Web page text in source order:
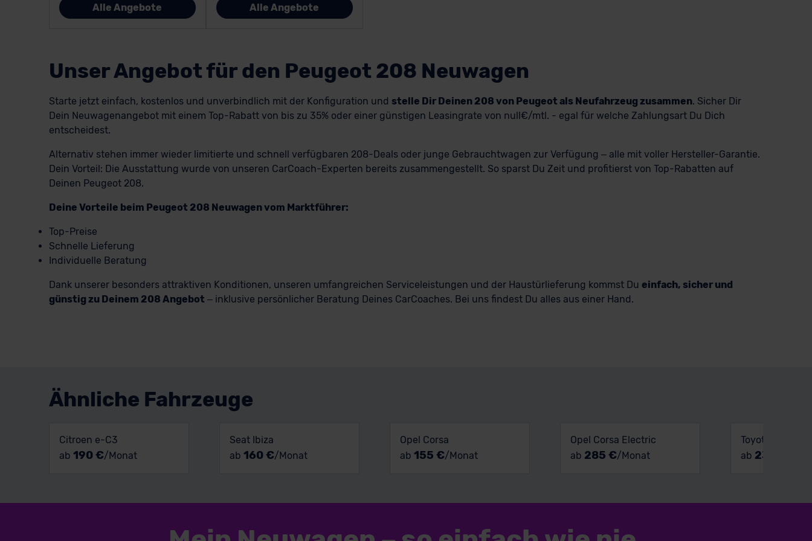
Alle Angebote Alle Angebote
Unser Angebot für den Peugeot 208 Neuwagen
Starte jetzt einfach, kostenlos und unverbindlich mit der Konfiguration und stelle Dir Deinen 208 von Peugeot als Neufahrzeug zusammen. Sicher Dir
Dein Neuwagenangebot mit einem Top-Rabatt von bis zu 35% oder einer günstigen Leasingrate von null€/mtl. - egal für welche Zahlungsart Du Dich
entscheidest.
Alternativ stehen immer wieder limitierte und schnell verfügbaren 208-Deals oder junge Gebrauchtwagen zur Verfügung – alle mit voller Hersteller-Garantie.
Dein Vorteil: Die Ausstattung wurde von unseren CarCoach-Experten bereits zusammengestellt. So sparst Du Zeit und profitierst von Top-Rabatten auf
Deinen Peugeot 208.
Deine Vorteile beim Peugeot 208 Neuwagen vom Marktführer:
Top-Preise
Schnelle Lieferung
Individuelle Beratung
Dank unserer besonders attraktiven Konditionen, unseren umfangreichen Serviceleistungen und der Haustürlieferung kommst Du einfach, sicher und
günstig zu Deinem 208 Angebot – inklusive persönlicher Beratung Deines CarCoaches. Bei uns findest Du alles aus einer Hand.
Ähnliche Fahrzeuge
Citroen e-C3
ab 190 €/Monat
Seat Ibiza
ab 160 €/Monat
Opel Corsa
ab 155 €/Monat
Opel Corsa Electric
ab 285 €/Monat
Toyota Yaris
ab 234 €